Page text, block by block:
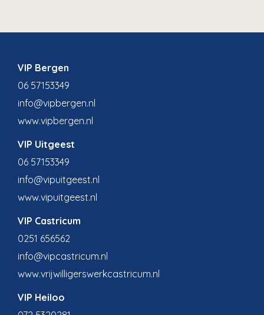
VIP Bergen
06 57153349
info@vipbergen.nl
www.vipbergen.nl
VIP Uitgeest
06 57153349
info@vipuitgeest.nl
www.vipuitgeest.nl
VIP Castricum
0251 656562
info@vipcastricum.nl
www.vrijwilligerswerkcastricum.nl
VIP Heiloo